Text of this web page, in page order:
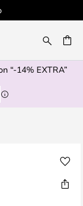
“-14% EXTRA”